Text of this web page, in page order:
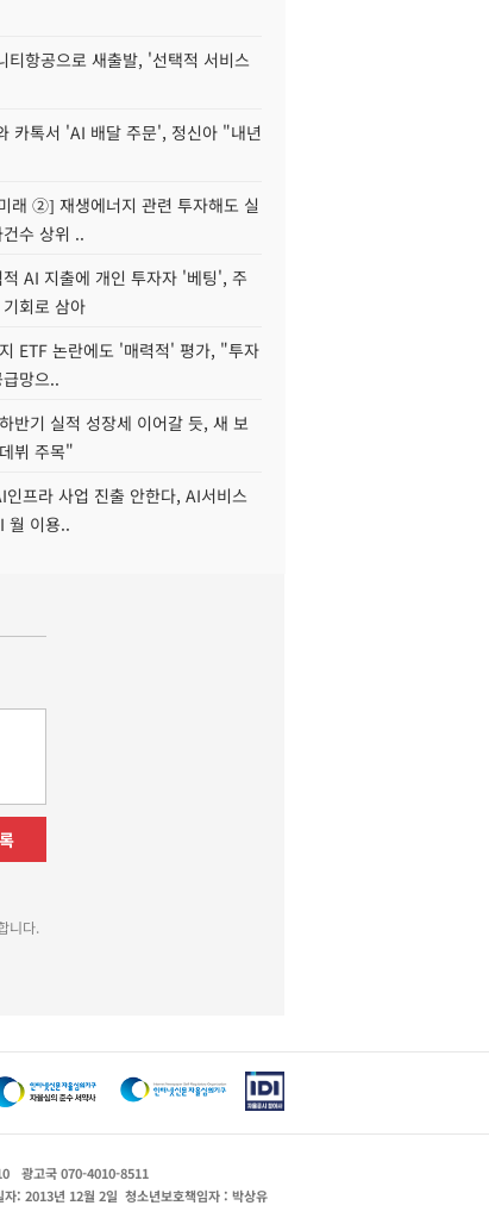
티항공으로 새출발, '선택적 서비스
카톡서 'AI 배달 주문', 정신아 "내년
래 ②] 재생에너지 관련 투자해도 실
수 상위 ..
AI 지출에 개인 투자자 '베팅', 주
회로 삼아
ETF 논란에도 '매력적' 평가, "투자
망으..
반기 실적 성장세 이어갈 듯, 새 보
뷔 주목"
프라 사업 진출 안한다, AI서비스
월 이용..
니다.
광고국 070-4010-8511
자: 2013년 12월 2일 청소년보호책임자 : 박상유